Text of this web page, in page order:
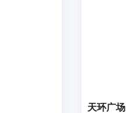
天环广场